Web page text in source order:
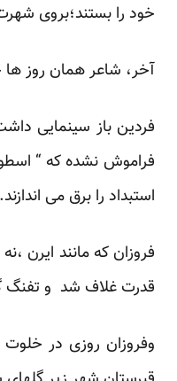
خود را بستند؛بروی
آخر، شاعر همان روز ها
فردین باز سینمایی
فراموش نشده که “
استبداد را برق می اندازند.
فروزان که مانند ایرن
قدرت غلاف شد و تفنگ
وفروزان روزی در